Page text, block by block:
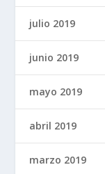
julio 2019
junio 2019
mayo 2019
abril 2019
marzo 2019